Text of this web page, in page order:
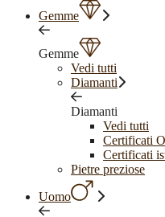
Gemme
Gemme
Vedi tutti
Diamanti
Diamanti
Vedi tutti
Certificati
Certificati
Pietre preziose
Uomo